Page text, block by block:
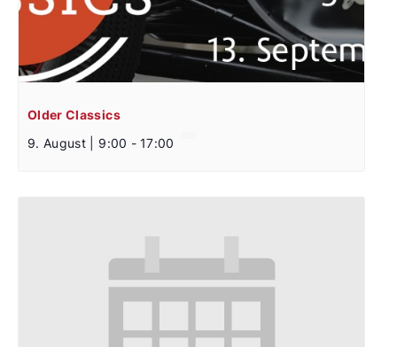
Older Classics
9. August | 9:00 - 17:00